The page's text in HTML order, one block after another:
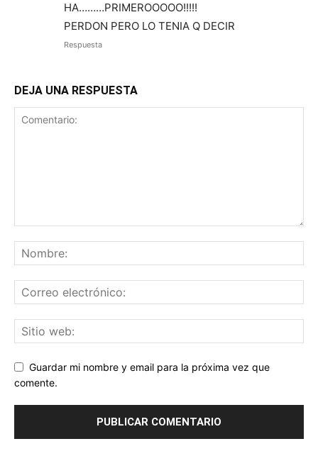
HA………PRIMEROOOOO!!!!!
PERDON PERO LO TENIA Q DECIR
Respuesta
DEJA UNA RESPUESTA
Guardar mi nombre y email para la próxima vez que
comente.